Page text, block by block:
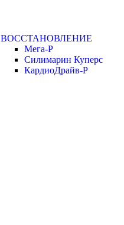
ВОССТАНОВЛЕНИЕ
Мега-Р
Силимарин Куперс
КардиоДрайв-Р